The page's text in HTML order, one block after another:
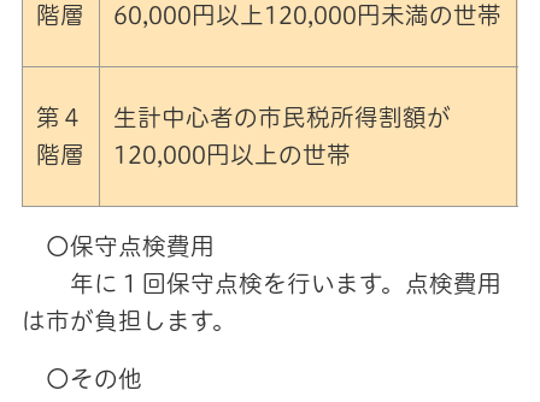
階層
60,000円以上120,000円未満の世帯
第４
階層
生計中心者の市民税所得割額が
120,000円以上の世帯
〇保守点検費用
年に１回保守点検を行います。点検費用
は市が負担します。
〇その他